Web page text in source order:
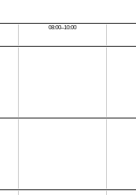
08:00–10:00